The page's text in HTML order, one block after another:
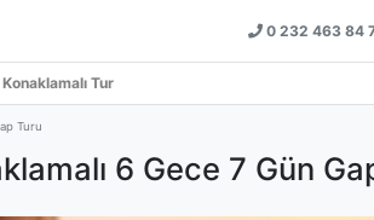
0 232 463 84
Konaklamalı Tur
Turu
6 Gece 7 Gün